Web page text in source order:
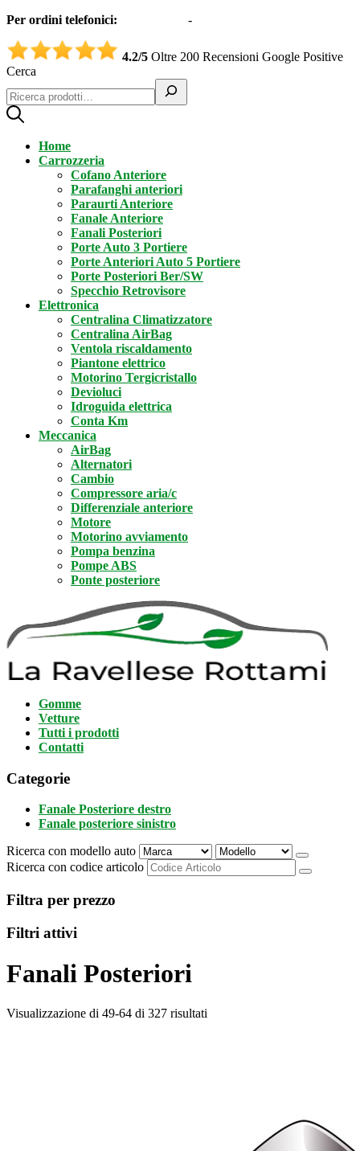
Per ordini telefonici: -
4.2/5 Oltre 200 Recensioni Google Positive
Cerca
Home
Carrozzeria
Cofano Anteriore
Parafanghi anteriori
Paraurti Anteriore
Fanale Anteriore
Fanali Posteriori
Porte Auto 3 Portiere
Porte Anteriori Auto 5 Portiere
Porte Posteriori Ber/SW
Specchio Retrovisore
Elettronica
Centralina Climatizzatore
Centralina AirBag
Ventola riscaldamento
Piantone elettrico
Motorino Tergicristallo
Devioluci
Idroguida elettrica
Conta Km
Meccanica
AirBag
Alternatori
Cambio
Compressore aria/c
Differenziale anteriore
Motore
Motorino avviamento
Pompa benzina
Pompe ABS
Ponte posteriore
Gomme
Vetture
Tutti i prodotti
Contatti
Categorie
Fanale Posteriore destro
Fanale posteriore sinistro
Ricerca con modello auto
Ricerca con codice articolo
Filtra per prezzo
Filtri attivi
Fanali Posteriori
Visualizzazione di 49-64 di 327 risultati